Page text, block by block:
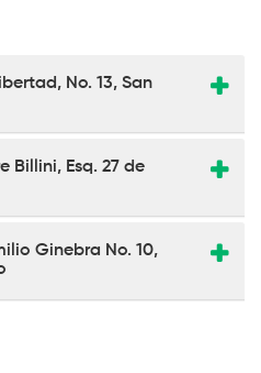
No. 13, San
Billini, Esq. 27 de
Ginebra No. 10,